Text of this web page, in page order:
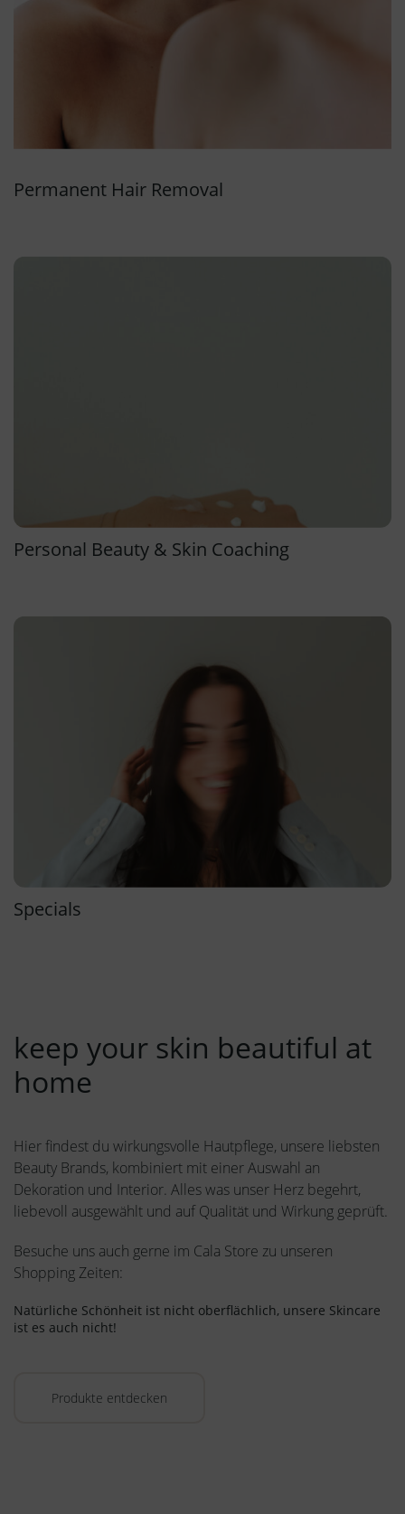
Permanent Hair Removal
Personal Beauty & Skin Coaching
Specials
keep your skin beautiful at
home
Hier findest du wirkungsvolle Hautpflege, unsere liebsten
Beauty Brands, kombiniert mit einer Auswahl an
Dekoration und Interior. Alles was unser Herz begehrt,
liebevoll ausgewählt und auf Qualität und Wirkung geprüft.
Besuche uns auch gerne im Cala Store zu unseren
Shopping Zeiten:
Natürliche Schönheit ist nicht oberflächlich, unsere Skincare
ist es auch nicht!
Produkte entdecken